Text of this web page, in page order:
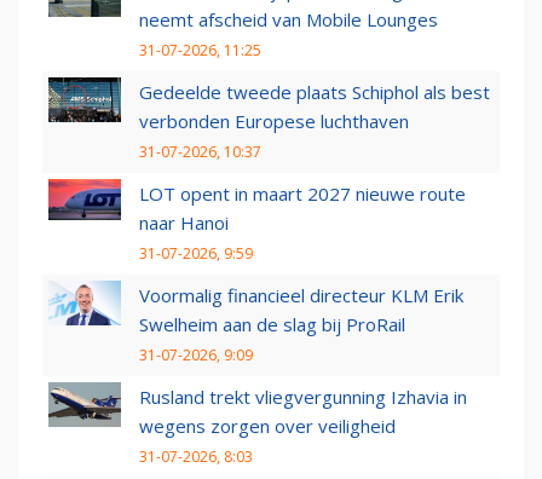
neemt afscheid van Mobile Lounges
31-07-2026, 11:25
Gedeelde tweede plaats Schiphol als best
verbonden Europese luchthaven
31-07-2026, 10:37
LOT opent in maart 2027 nieuwe route
naar Hanoi
31-07-2026, 9:59
Voormalig financieel directeur KLM Erik
Swelheim aan de slag bij ProRail
31-07-2026, 9:09
Rusland trekt vliegvergunning Izhavia in
wegens zorgen over veiligheid
31-07-2026, 8:03